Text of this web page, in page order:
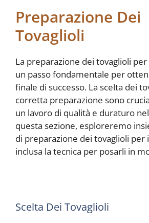
Preparazione Dei
Tovaglioli
La preparazione dei tovaglioli
un passo fondamentale per
finale di successo. La scelta dei
corretta preparazione sono
un lavoro di qualità e duraturo
questa sezione, esploreremo
di preparazione dei tovaglioli per
inclusa la tecnica per posarli in
Scelta Dei Tovaglioli